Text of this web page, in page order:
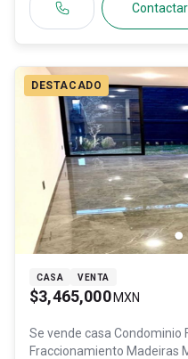
Contactar
DESTACADO
CASA VENTA
$3,465,000 MXN
Se vende casa Condominio
Fraccionamiento Madeiras